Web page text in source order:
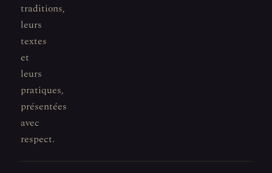
traditions,
leurs
textes
et
leurs
pratiques,
présentées
avec
respect.